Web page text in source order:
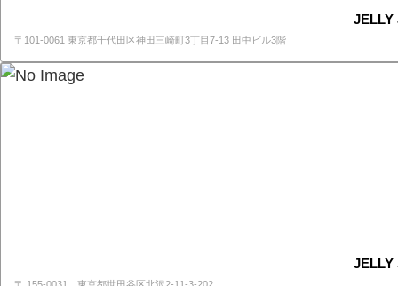
JELLY
〒101-0061 東京都千代田区神田三崎町3丁目7-13 田中ビル3階
JELLY